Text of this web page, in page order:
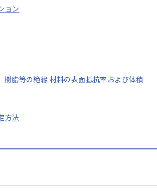
ョン
樹脂等の絶縁 材料の表面抵抗率および体積
方法